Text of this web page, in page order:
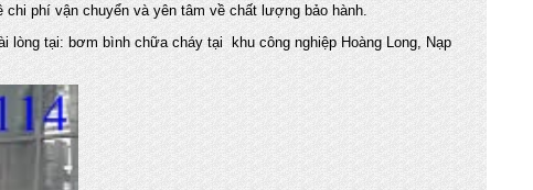
phí vận chuyển và yên tâm về chất lượng bảo hành.
tại: bơm bình chữa cháy tại khu công nghiệp Hoàng Long, Nạp